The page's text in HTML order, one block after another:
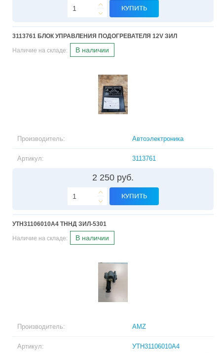
КУПИТЬ
3113761 БЛОК УПРАВЛЕНИЯ ПОДОГРЕВАТЕЛЯ 12V ЗИЛ
Наличие на складе: В наличии
Производитель: Автоэлектроника
Артикул: 3113761
2 250 руб.
КУПИТЬ
УТН31106010А4 ТННД ЗИЛ-5301
Наличие на складе: В наличии
Производитель: AMZ
Артикул: УТН31106010А4